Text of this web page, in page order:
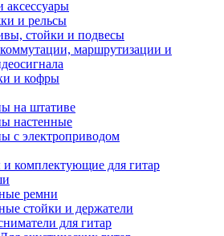
аксессуары
и рельсы
стойки и подвесы
коммутации, маршрутизации и
и кофры
на штативе
настенные
с электроприводом
и комплектующие для гитар
ремни
стойки и держатели
для гитар